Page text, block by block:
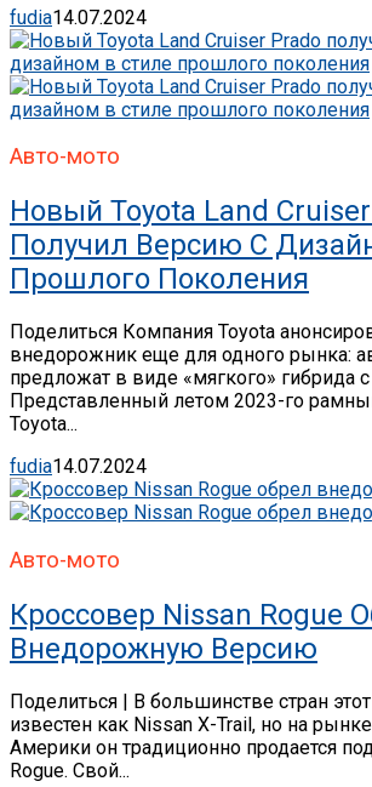
fudia14.07.2024
Авто-мото
Новый Toyota Land
Получил Версию С
Прошлого Поколения
Поделиться Компания Toyota
внедорожник еще для одного рынка:
предложат в виде «мягкого» гибрида
Представленный летом 2023-го
Toyota...
fudia14.07.2024
Авто-мото
Кроссовер Nissan Rogue
Внедорожную Версию
Поделиться | В большинстве стран
известен как Nissan X-Trail, но на
Америки он традиционно продается
Rogue. Свой...